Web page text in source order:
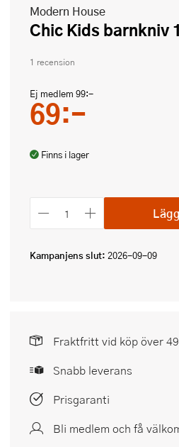
Modern House
Chic Kids barnkniv
1 recension
Ej medlem 99:-
69:-
Finns i lager
Kampanjens slut: 2026-09-09
Fraktfritt vid köp över
Snabb leverans
Prisgaranti
Bli medlem och få